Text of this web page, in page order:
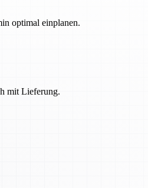
optimal einplanen.
mit Lieferung.